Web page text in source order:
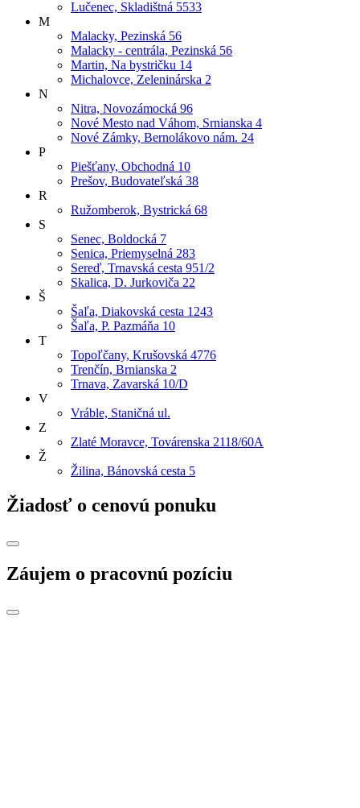
Lučenec, Skladištná 5533
M
Malacky, Pezinská 56
Malacky - centrála, Pezinská 56
Martin, Na bystričku 14
Michalovce, Zeleninárska 2
N
Nitra, Novozámocká 96
Nové Mesto nad Váhom, Srnianska 4
Nové Zámky, Bernolákovo nám. 24
P
Piešťany, Obchodná 10
Prešov, Budovateľská 38
R
Ružomberok, Bystrická 68
S
Senec, Boldocká 7
Senica, Priemyselná 283
Sereď, Trnavská cesta 951/2
Skalica, D. Jurkoviča 22
Š
Šaľa, Diakovská cesta 1243
Šaľa, P. Pazmáňa 10
T
Topoľčany, Krušovská 4776
Trenčín, Brnianska 2
Trnava, Zavarská 10/D
V
Vráble, Staničná ul.
Z
Zlaté Moravce, Továrenska 2118/60A
Ž
Žilina, Bánovská cesta 5
Žiadosť o cenovú ponuku
Záujem o pracovnú pozíciu